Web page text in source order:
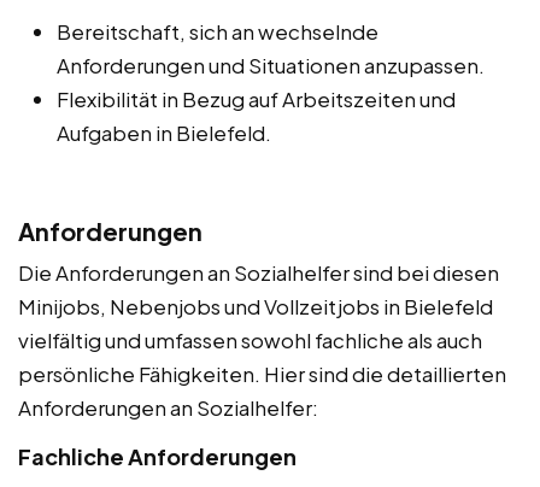
Bereitschaft, sich an wechselnde
Anforderungen und Situationen anzupassen.
Flexibilität in Bezug auf Arbeitszeiten und
Aufgaben in Bielefeld.
Anforderungen
Die Anforderungen an Sozialhelfer sind bei diesen
Minijobs, Nebenjobs und Vollzeitjobs in Bielefeld
vielfältig und umfassen sowohl fachliche als auch
persönliche Fähigkeiten. Hier sind die detaillierten
Anforderungen an Sozialhelfer:
Fachliche Anforderungen